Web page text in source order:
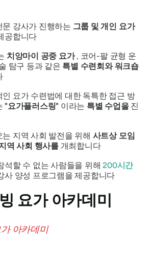
문 강사가 진행하는 그룹 및 개인 요가
공합니다
치앙마이 공중 요가, 코어-팔 균형 운
탐구 등과 같은 특별 수련회와 워크숍
인 요가 수련법에 대한 독특한 접근 방
"요가플러스링" 이라는 특별 수업을 진
지역 사회 발전을 위해 사트상 모임
역 사회 행사를개최합니다
석할 수 없는 사람들을 위해200시간
사 양성 프로그램을 제공합니다
요가 아카데미